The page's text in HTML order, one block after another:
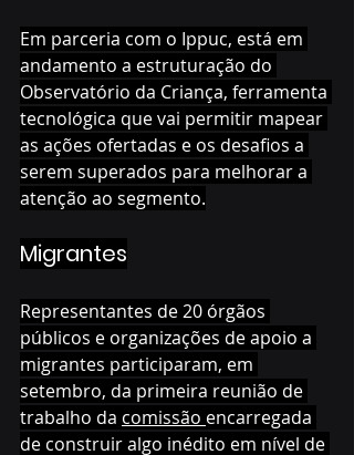
Em parceria com o Ippuc, está em
andamento a estruturação do
Observatório da Criança, ferramenta
tecnológica que vai permitir mapear
as ações ofertadas e os desafios a
serem superados para melhorar a
atenção ao segmento.
Migrantes
Representantes de 20 órgãos
públicos e organizações de apoio a
migrantes participaram, em
setembro, da primeira reunião de
trabalho da comissão encarregada
de construir algo inédito em nível de